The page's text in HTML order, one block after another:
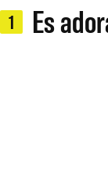
1 Es